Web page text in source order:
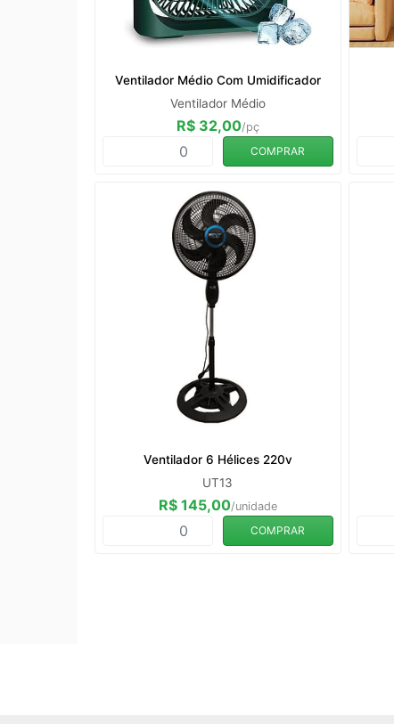
Ventilador Médio Com Umidificador
Ventilador Médio
R$ 32,00/pç
COMPRAR
Ventilador 6 Hélices 220v
UT13
R$ 145,00/unidade
COMPRAR